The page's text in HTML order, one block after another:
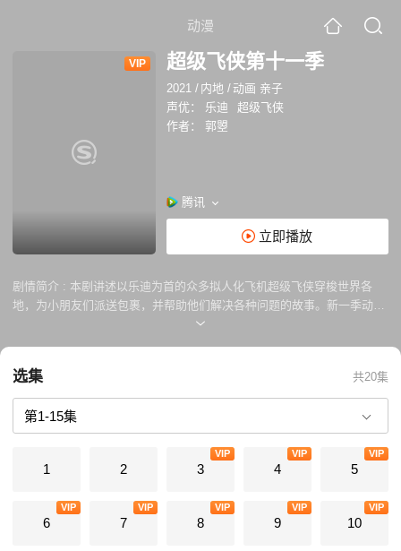
动漫
VIP 超级飞侠第十一季
2021 / 内地 / 动画 亲子
声优：
乐迪
超级飞侠
作者：
郭曌
腾讯
立即播放
剧情简介 : 本剧讲述以乐迪为首的众多拟人化飞机超级飞侠穿梭世界各
地，为小朋友们派送包裹，并帮助他们解决各种问题的故事。新一季动画
里，超级飞侠们将摇身一变，成为勇敢的愿望守护者；同时小朋友也加入
选集 共20集
1 2 3
VIP
4
VIP
5
VIP
6
VIP
7
VIP
8
VIP
9
VIP
10
VIP